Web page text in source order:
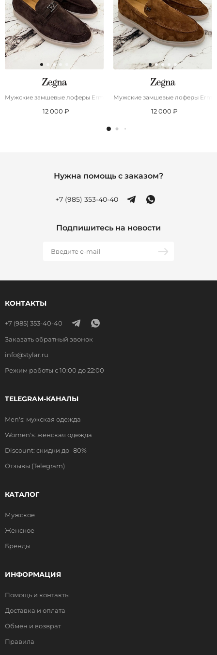
Мужские замшевые лоферы Ermenegildo Zegna
12 000 ₽
Мужские замшевые лоферы
12 000 ₽
Нужна помощь с заказом?
+7 (985) 353-40-40
Подпишитесь на новости
КОНТАКТЫ
+7 (985) 353-40-40
Заказать обратный звонок
info@stylar.ru
Режим работы с 10:00 до 22:00
TELEGRAM-КАНАЛЫ
Men's: мужская одежда
Women's: женская одежда
Discount: скидки до -80%
Отзывы (Telegram)
КАТАЛОГ
Мужское
Женское
Бренды
ИНФОРМАЦИЯ
Помощь и контакты
Доставка и оплата
Обмен и возврат
Правила